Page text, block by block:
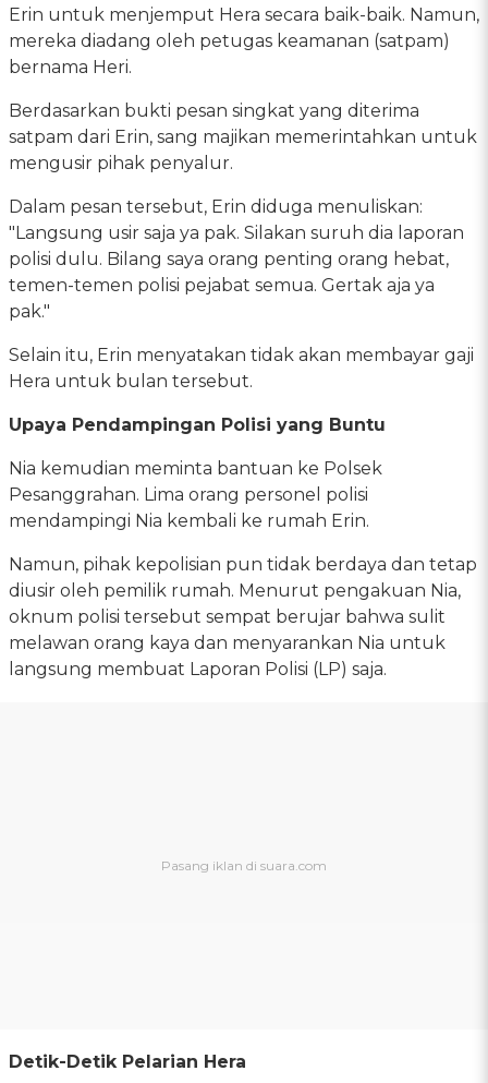
Erin untuk menjemput Hera secara baik-baik. Namun,
mereka diadang oleh petugas keamanan (satpam)
bernama Heri.
Berdasarkan bukti pesan singkat yang diterima
satpam dari Erin, sang majikan memerintahkan untuk
mengusir pihak penyalur.
Dalam pesan tersebut, Erin diduga menuliskan:
"Langsung usir saja ya pak. Silakan suruh dia laporan
polisi dulu. Bilang saya orang penting orang hebat,
temen-temen polisi pejabat semua. Gertak aja ya
pak."
Selain itu, Erin menyatakan tidak akan membayar gaji
Hera untuk bulan tersebut.
Upaya Pendampingan Polisi yang Buntu
Nia kemudian meminta bantuan ke Polsek
Pesanggrahan. Lima orang personel polisi
mendampingi Nia kembali ke rumah Erin.
Namun, pihak kepolisian pun tidak berdaya dan tetap
diusir oleh pemilik rumah. Menurut pengakuan Nia,
oknum polisi tersebut sempat berujar bahwa sulit
melawan orang kaya dan menyarankan Nia untuk
langsung membuat Laporan Polisi (LP) saja.
Detik-Detik Pelarian Hera